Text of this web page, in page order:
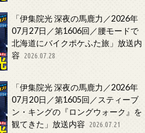
「伊集院光 深夜の馬鹿力／2026年
07月27日／第1606回／腰モードで
北海道にバイクポケふた旅」放送内
容
2026.07.28
「伊集院光 深夜の馬鹿力／2026年
07月20日／第1605回／スティーブ
ン・キングの『ロングウォーク』を
観てきた」放送内容
2026.07.21